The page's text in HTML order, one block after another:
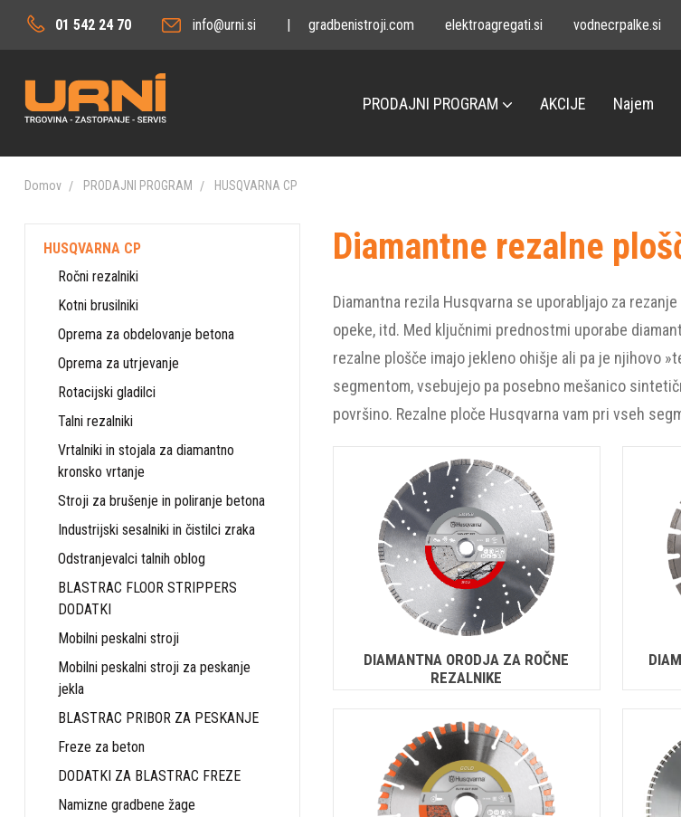
01 542 24 70 info@urni.si | gradbenistroji.com elektroagregati.si vodnecrpalke.si
PRODAJNI PROGRAM AKCIJE Najem
Domov PRODAJNI PROGRAM HUSQVARNA CP
HUSQVARNA CP
Ročni rezalniki
Kotni brusilniki
Oprema za obdelovanje betona
Oprema za utrjevanje
Rotacijski gladilci
Talni rezalniki
Vrtalniki in stojala za diamantno
kronsko vrtanje
Stroji za brušenje in poliranje betona
Industrijski sesalniki in čistilci zraka
Odstranjevalci talnih oblog
BLASTRAC FLOOR STRIPPERS
DODATKI
Mobilni peskalni stroji
Mobilni peskalni stroji za peskanje
jekla
BLASTRAC PRIBOR ZA PESKANJE
Freze za beton
DODATKI ZA BLASTRAC FREZE
Namizne gradbene žage
Diamantne rezalne
Diamantna rezila Husqvarna se uporabljajo za
opeke, itd. Med ključnimi prednostmi uporabe
rezalne plošče imajo jekleno ohišje ali pa je njihovo
segmentom, vsebujejo pa posebno mešanico
površino. Rezalne ploče Husqvarna vam pri vseh
DIAMANTNA ORODJA ZA ROČNE
REZALNIKE